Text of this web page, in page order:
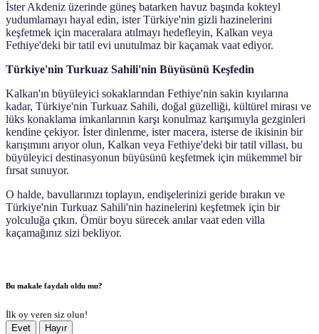
İster Akdeniz üzerinde güneş batarken havuz başında kokteyl
yudumlamayı hayal edin, ister Türkiye'nin gizli hazinelerini
keşfetmek için maceralara atılmayı hedefleyin, Kalkan veya
Fethiye'deki bir tatil evi unutulmaz bir kaçamak vaat ediyor.
Türkiye'nin Turkuaz Sahili'nin Büyüsünü Keşfedin
Kalkan'ın büyüleyici sokaklarından Fethiye'nin sakin kıyılarına
kadar, Türkiye'nin Turkuaz Sahili, doğal güzelliği, kültürel mirası ve
lüks konaklama imkanlarının karşı konulmaz karışımıyla gezginleri
kendine çekiyor. İster dinlenme, ister macera, isterse de ikisinin bir
karışımını arıyor olun, Kalkan veya Fethiye'deki bir tatil villası, bu
büyüleyici destinasyonun büyüsünü keşfetmek için mükemmel bir
fırsat sunuyor.
O halde, bavullarınızı toplayın, endişelerinizi geride bırakın ve
Türkiye'nin Turkuaz Sahili'nin hazinelerini keşfetmek için bir
yolculuğa çıkın. Ömür boyu sürecek anılar vaat eden villa
kaçamağınız sizi bekliyor.
Bu makale faydalı oldu mu?
İlk oy veren siz olun!
Evet
Hayır